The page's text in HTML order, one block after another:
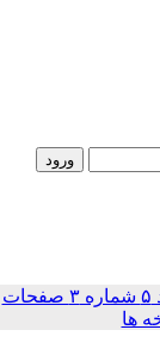
جلد ۵ شماره ۳ صفحات
ها